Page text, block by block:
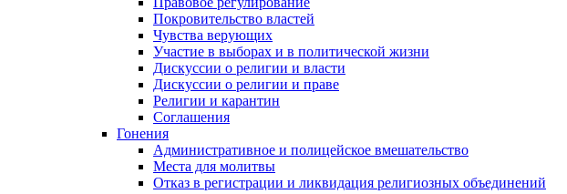
Покровительство властей
Чувства верующих
Участие в выборах и в политической жизни
Дискуссии о религии и власти
Дискуссии о религии и праве
Религии и карантин
Соглашения
Гонения
Административное и полицейское вмешательство
Места для молитвы
Отказ в регистрации и ликвидация религиозных объединений